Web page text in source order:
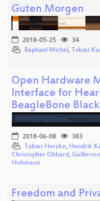
Guten Morgen
2018-05-25
34
Raphael Michel, Tobias
Open Hardware
Interface for
BeagleBone
2018-06-08
383
Tobias Herzke, Hendrik
Christopher Obbard,
Hohmann
Freedom and